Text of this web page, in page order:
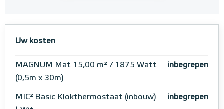
Uw kosten
MAGNUM Mat 15,00 m² / 1875 Watt
(0,5m x 30m)
inbegrepen
MIC² Basic Klokthermostaat (inbouw)
inbegrepen